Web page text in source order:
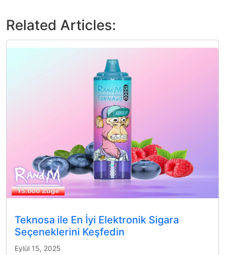
Related Articles:
Teknosa ile En İyi Elektronik Sigara
Seçeneklerini Keşfedin
Eylül 15, 2025